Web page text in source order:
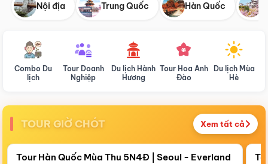
Nội địa Trung Quốc Hàn Quốc
Combo Du
lịch
Tour Doanh
Nghiệp
Du lịch Hành
Hương
Tour Hoa Anh
Đào
Du lịch Mùa
Hè
TOUR GIỜ CHÓT Xem tất cả
Còn18 ngày 03:48:50
Điểm nổi bật
Tour Hàn Quốc Mùa Thu 5N4Đ | Seoul - Everland